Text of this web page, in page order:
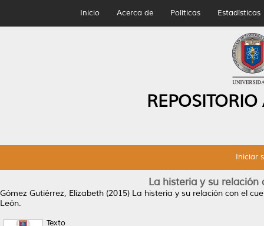
Inicio Acerca de Políticas Estadísticas
Iniciar
La histeria y su
Gómez Gutiérrez, Elizabeth (2015) La histeria y su relación con el
León.
Texto